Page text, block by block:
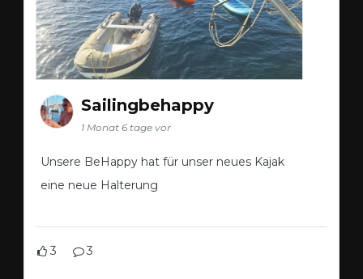
Sailingbehappy
1 Monat 6 tage vor
Unsere BeHappy hat für unser neues Kajak
eine neue Halterung
3 3